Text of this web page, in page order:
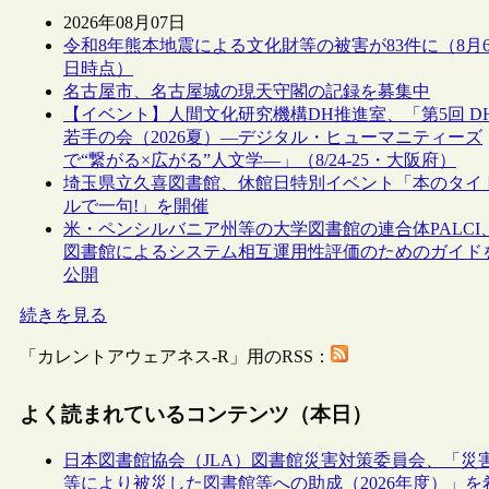
2026年08月07日
令和8年熊本地震による文化財等の被害が83件に（8月
日時点）
名古屋市、名古屋城の現天守閣の記録を募集中
【イベント】人間文化研究機構DH推進室、「第5回
若手の会（2026夏）―デジタル・ヒューマニティーズ
で“繋がる×広がる”人文学―」（8/24-25・大阪府）
埼玉県立久喜図書館、休館日特別イベント「本のタイ
ルで一句!」を開催
米・ペンシルバニア州等の大学図書館の連合体PALCI、
図書館によるシステム相互運用性評価のためのガイド
公開
続きを見る
「カレントアウェアネス-R」用のRSS：
よく読まれているコンテンツ（本日）
日本図書館協会（JLA）図書館災害対策委員会、「災
等により被災した図書館等への助成（2026年度）」を